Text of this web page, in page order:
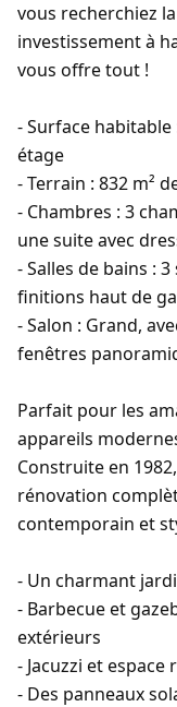
vous recherchiez
investissement à
vous offre tout !
- Surface
étage
- Terrain : 832 m²
- Chambres : 3
une suite avec
- Salles de bains :
finitions haut de
- Salon : Grand,
fenêtres
Parfait pour les
appareils
Construite en
rénovation
contemporain et
- Un charmant
- Barbecue et
extérieurs
- Jacuzzi et
- Des panneaux